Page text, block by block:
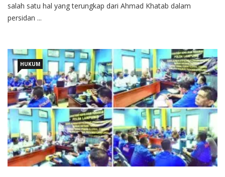
salah satu hal yang terungkap dari Ahmad Khatab dalam
persidan ...
HUKUM